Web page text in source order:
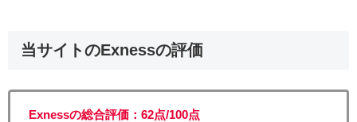
当サイトのExnessの評価
Exnessの総合評価：62点/100点